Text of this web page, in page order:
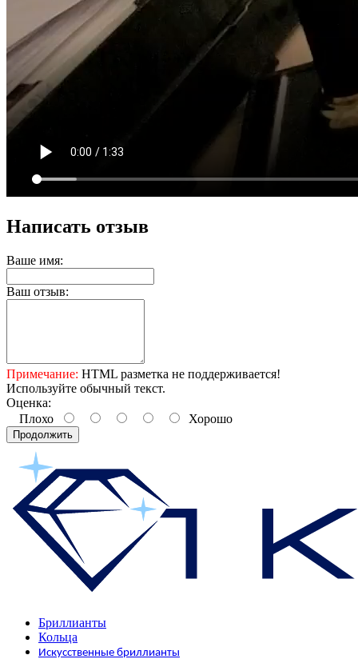
Написать отзыв
Ваше имя:
Ваш отзыв:
Примечание: HTML разметка не поддерживается!
Используйте обычный текст.
Оценка:
Плохо
Хорошо
Продолжить
Бриллианты
Кольца
Искусственные бриллианты